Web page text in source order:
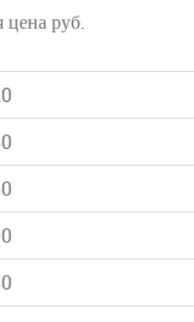
цена руб.